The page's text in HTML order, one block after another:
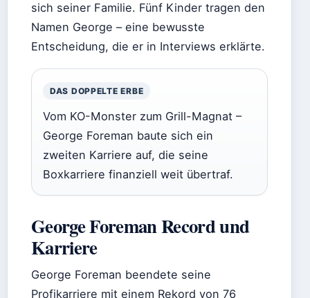
sich seiner Familie. Fünf Kinder tragen den
Namen George – eine bewusste
Entscheidung, die er in Interviews erklärte.
DAS DOPPELTE ERBE
Vom KO-Monster zum Grill-Magnat –
George Foreman baute sich ein
zweiten Karriere auf, die seine
Boxkarriere finanziell weit übertraf.
George Foreman Record und
Karriere
George Foreman beendete seine
Profikarriere mit einem Rekord von 76